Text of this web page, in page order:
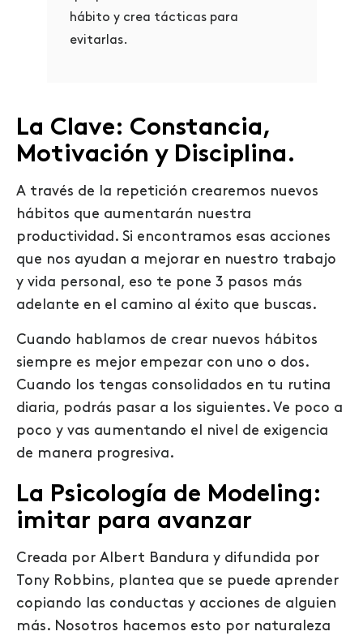
hábito y crea tácticas para
evitarlas.
La Clave: Constancia,
Motivación y Disciplina.
A través de la repetición crearemos nuevos
hábitos que aumentarán nuestra
productividad. Si encontramos esas acciones
que nos ayudan a mejorar en nuestro trabajo
y vida personal, eso te pone 3 pasos más
adelante en el camino al éxito que buscas.
Cuando hablamos de crear nuevos hábitos
siempre es mejor empezar con uno o dos.
Cuando los tengas consolidados en tu rutina
diaria, podrás pasar a los siguientes. Ve poco a
poco y vas aumentando el nivel de exigencia
de manera progresiva.
La Psicología de Modeling:
imitar para avanzar
Creada por Albert Bandura y difundida por
Tony Robbins, plantea que se puede aprender
copiando las conductas y acciones de alguien
más. Nosotros hacemos esto por naturaleza